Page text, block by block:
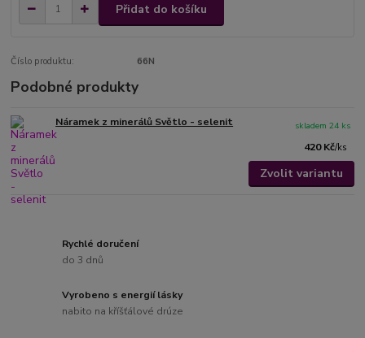
Přidat do košíku
Číslo produktu: 66N
Podobné produkty
Náramek z minerálů Světlo - selenit
420 Kč/ks
skladem 24 ks
Zvolit variantu
Rychlé doručení
do 3 dnů
Vyrobeno s energií lásky
nabito na kříšťálové drúze